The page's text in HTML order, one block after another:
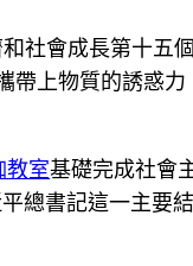
社會成長第十五
帶上物質的誘惑
教室基礎完成社會
總書記這一主要